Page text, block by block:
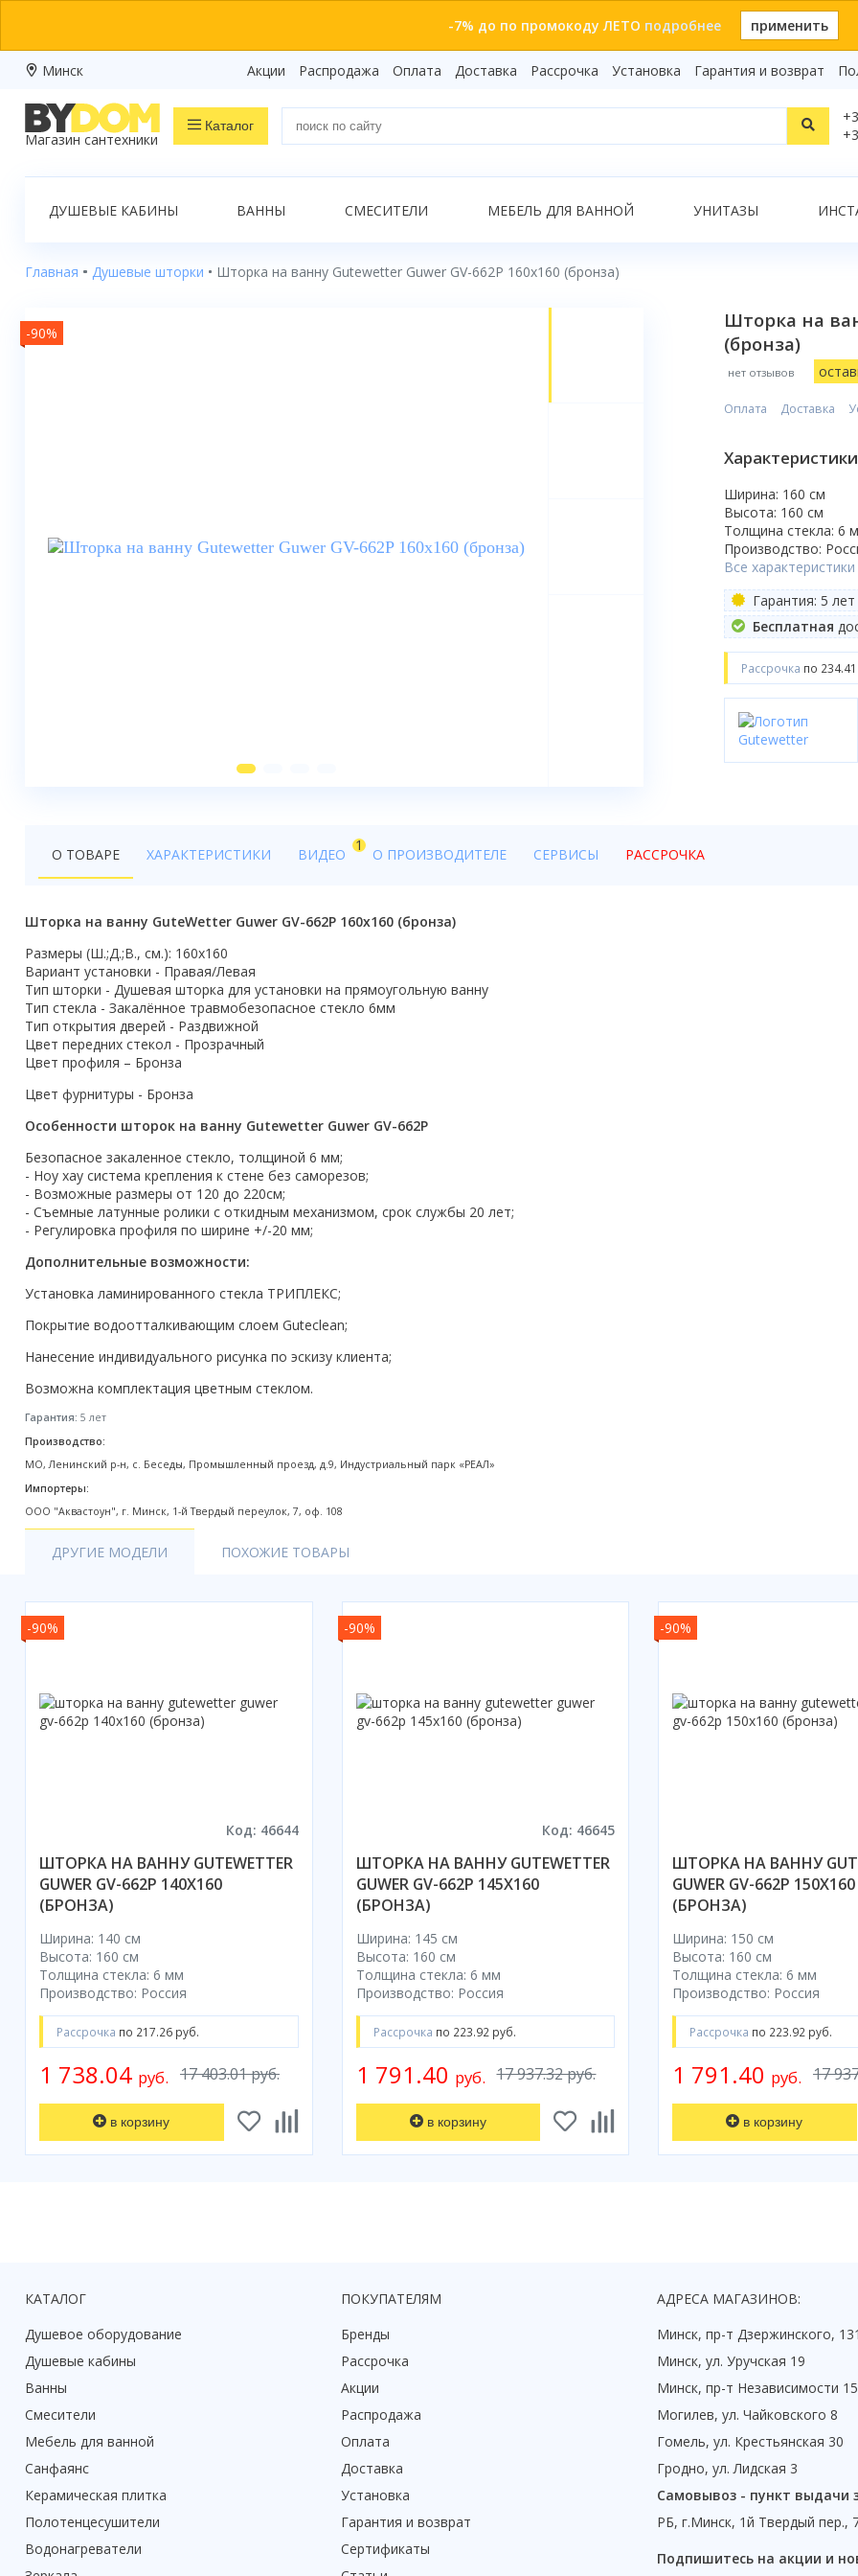
-7% до по промокоду ЛЕТО подробнее применить
Минск Акции Распродажа Оплата Доставка Рассрочка Установка Гарантия и возврат
Бренды
Магазин сантехники
Каталог
Показать все результаты
Распродажа
Ванны
Кухонные мойки
Трапы
Радиаторы отопления
Котлы отопления
Аксессуары для ванной
Люки
Дом и сад
Готовые кухни
ДУШЕВЫЕ КАБИНЫ ВАННЫ СМЕСИТЕЛИ МЕБЕЛЬ ДЛЯ ВАННОЙ УНИТАЗЫ
Главная Душевые шторки Шторка на ванну Gutewetter Guwer GV-662P 160x160 (бронза)
Шторка на
(бронза)
нет отзывов
-90%
Оплата Доставка
Характеристики
Ширина: 160 см
Высота: 160 см
Толщина стекла: 6
Производство:
Все характеристики
Гарантия: 5 лет
Бесплатная
Рассрочка по
О ТОВАРЕ ХАРАКТЕРИСТИКИ ВИДЕО
1
О ПРОИЗВОДИТЕЛЕ СЕРВИСЫ РАССРОЧКА
Шторка на ванну GuteWetter Guwer GV-662P 160x160 (бронза)
Размеры (Ш.;Д.;В., см.): 160x160
Вариант установки - Правая/Левая
Тип шторки - Душевая шторка для установки на прямоугольную ванну
Тип стекла - Закалённое травмобезопасное стекло 6мм
Тип открытия дверей - Раздвижной
Цвет передних стекол - Прозрачный
Цвет профиля – Бронза
Цвет фурнитуры - Бронза
Особенности шторок на ванну Gutewetter Guwer GV-662P
Безопасное закаленное стекло, толщиной 6 мм;
- Ноу хау система крепления к стене без саморезов;
- Возможные размеры от 120 до 220см;
- Съемные латунные ролики с откидным механизмом, срок службы 20 лет;
- Регулировка профиля по ширине +/-20 мм;
Дополнительные возможности:
Установка ламинированного стекла ТРИПЛЕКС;
Покрытие водоотталкивающим слоем Guteclean;
Нанесение индивидуального рисунка по эскизу клиента;
Возможна комплектация цветным стеклом.
Гарантия: 5 лет
Производство:
МО, Ленинский р-н, с. Беседы, Промышленный проезд, д.9, Индустриальный парк «РЕАЛ»
Импортеры:
ООО "Аквастоун", г. Минск, 1-й Твердый переулок, 7, оф. 108
ДРУГИЕ МОДЕЛИ ПОХОЖИЕ ТОВАРЫ
-90%
Код: 46644
ШТОРКА НА ВАННУ GUTEWETTER
GUWER GV-662P 140X160
(БРОНЗА)
Ширина: 140 см
Высота: 160 см
Толщина стекла: 6 мм
Производство: Россия
Рассрочка по 217.26 руб.
17 403.01 руб.
1 738.04 руб.
в корзину
-90%
Код: 46645
ШТОРКА НА ВАННУ GUTEWETTER
GUWER GV-662P 145X160
(БРОНЗА)
Ширина: 145 см
Высота: 160 см
Толщина стекла: 6 мм
Производство: Россия
Рассрочка по 223.92 руб.
17 937.32 руб.
1 791.40 руб.
в корзину
-90%
ШТОРКА НА ВАННУ
GUWER GV-662P 150X160
(БРОНЗА)
Ширина: 150 см
Высота: 160 см
Толщина стекла: 6 мм
Производство: Россия
Рассрочка по 223.92 руб.
17
1 791.40 руб.
в корзину
КАТАЛОГ
Душевое оборудование
Душевые кабины
Ванны
Смесители
Мебель для ванной
Санфаянс
Керамическая плитка
Полотенцесушители
Водонагреватели
ПОКУПАТЕЛЯМ
Бренды
Рассрочка
Акции
Распродажа
Оплата
Доставка
Установка
Гарантия и возврат
Сертификаты
АДРЕСА МАГАЗИНОВ:
Минск, пр-т Дзержинского,
Минск, ул. Уручская 19
Минск, пр-т Независимости
Могилев, ул. Чайковского 8
Гомель, ул. Крестьянская 30
Гродно, ул. Лидская 3
Самовывоз - пункт выдачи
РБ, г.Минск, 1й Твердый пер.,
Подпишитесь на акции и